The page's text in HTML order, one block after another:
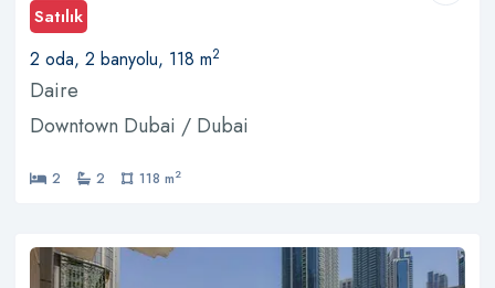
Satılık
2 oda, 2 banyolu, 118 m2
Daire
Downtown Dubai / Dubai
2 2 118 m2